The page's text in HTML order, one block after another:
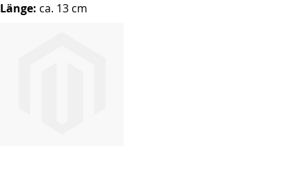
Länge: ca. 13 cm